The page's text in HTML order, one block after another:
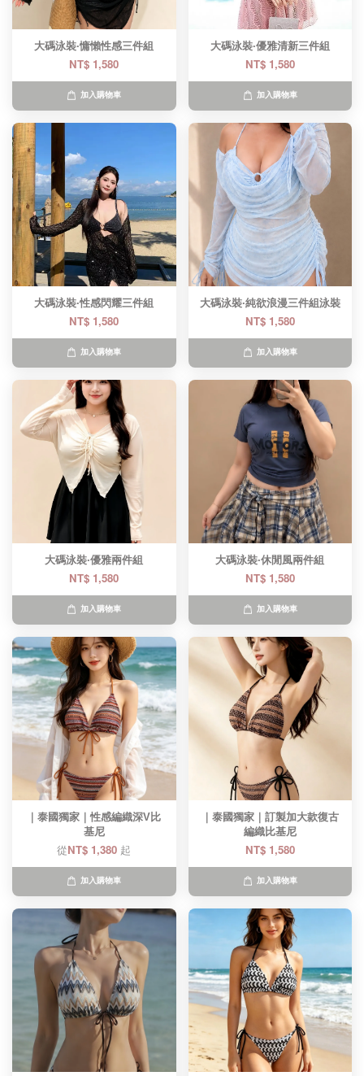
大碼泳裝·慵懶性感三件組
NT$ 1,580
加入購物車
大碼泳裝·優雅清新三件組
NT$ 1,580
加入購物車
大碼泳裝·性感閃耀三件組
NT$ 1,580
加入購物車
大碼泳裝·純欲浪漫三件組泳裝
NT$ 1,580
加入購物車
大碼泳裝·優雅兩件組
NT$ 1,580
加入購物車
大碼泳裝·休閒風兩件組
NT$ 1,580
加入購物車
｜泰國獨家｜性感編織深V比
基尼​
從NT$ 1,380 起
加入購物車
｜泰國獨家｜訂製加大款復古
編織比基尼​
NT$ 1,580
加入購物車